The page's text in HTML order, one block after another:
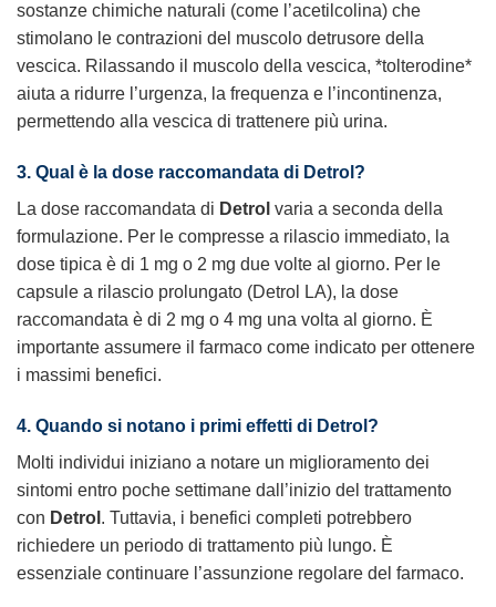
sostanze chimiche naturali (come l’acetilcolina) che
stimolano le contrazioni del muscolo detrusore della
vescica. Rilassando il muscolo della vescica, *tolterodine*
aiuta a ridurre l’urgenza, la frequenza e l’incontinenza,
permettendo alla vescica di trattenere più urina.
3. Qual è la dose raccomandata di Detrol?
La dose raccomandata di Detrol varia a seconda della
formulazione. Per le compresse a rilascio immediato, la
dose tipica è di 1 mg o 2 mg due volte al giorno. Per le
capsule a rilascio prolungato (Detrol LA), la dose
raccomandata è di 2 mg o 4 mg una volta al giorno. È
importante assumere il farmaco come indicato per ottenere
i massimi benefici.
4. Quando si notano i primi effetti di Detrol?
Molti individui iniziano a notare un miglioramento dei
sintomi entro poche settimane dall’inizio del trattamento
con Detrol . Tuttavia, i benefici completi potrebbero
richiedere un periodo di trattamento più lungo. È
essenziale continuare l’assunzione regolare del farmaco.